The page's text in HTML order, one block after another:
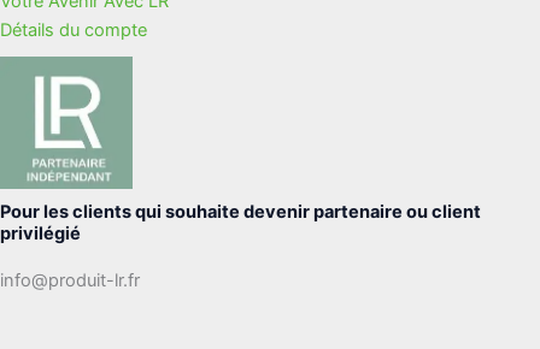
Détails du compte
Pour les clients qui souhaite devenir partenaire ou client
privilégié
info@produit-lr.fr